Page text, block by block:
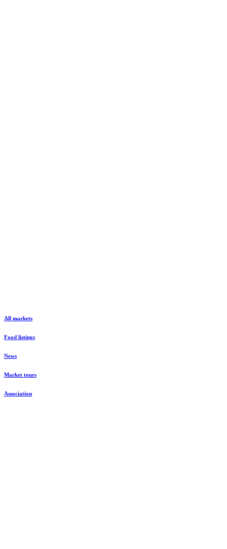
All markets
Food listings
News
Market tours
Association